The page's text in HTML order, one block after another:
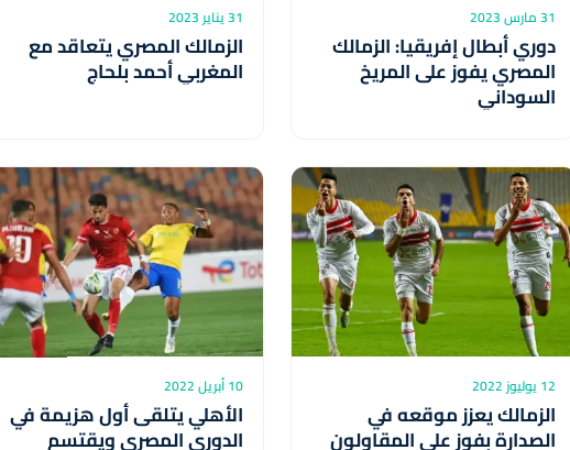
31 مارس 2023
دوري أبطال إفريقيا: الزمالك
المصري يفوز على المريخ
السوداني
31 يناير 2023
الزمالك المصري يتعاقد مع
المغربي أحمد بلحاج
12 يوليوز 2022
الزمالك يعزز موقعه في
الصدارة بفوز على المقاولون
10 أبريل 2022
الأهلي يتلقى أول هزيمة في
الدوري المصري ويقتسم